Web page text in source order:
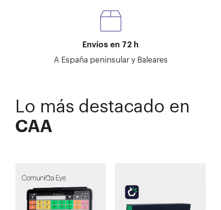
Envíos en 72 h
A España peninsular y Baleares
Lo más destacado en
CAA